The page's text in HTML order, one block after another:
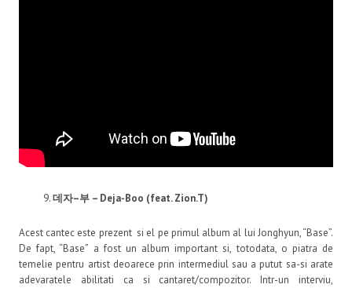
데자–부 – Deja-Boo (feat. Zion.T)
Acest cantec este prezent si el pe primul album al lui Jonghyun, “Base”.
De fapt, “Base” a fost un album important si, totodata, o piatra de
temelie pentru artist deoarece prin intermediul sau a putut sa-si arate
adevaratele abilitati ca si cantaret/compozitor. Intr-un interviu,